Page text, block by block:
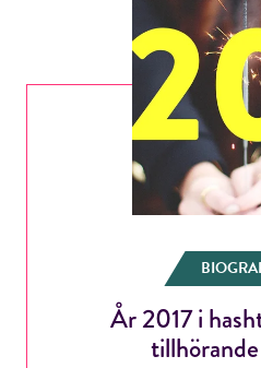
Jag accepterar villkoren.
ÅNGRA
År 2017 i